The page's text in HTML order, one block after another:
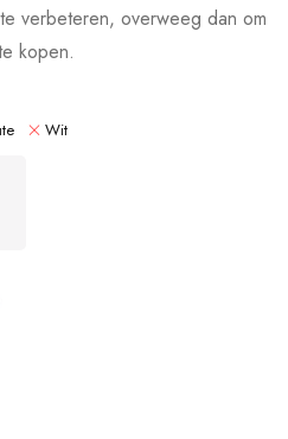
verbeteren, overweeg dan om
kopen.
Wit